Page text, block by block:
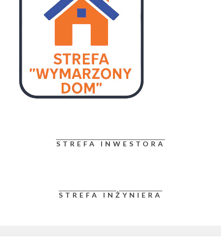
STREFA INWESTORA
STREFA INŻYNIERA